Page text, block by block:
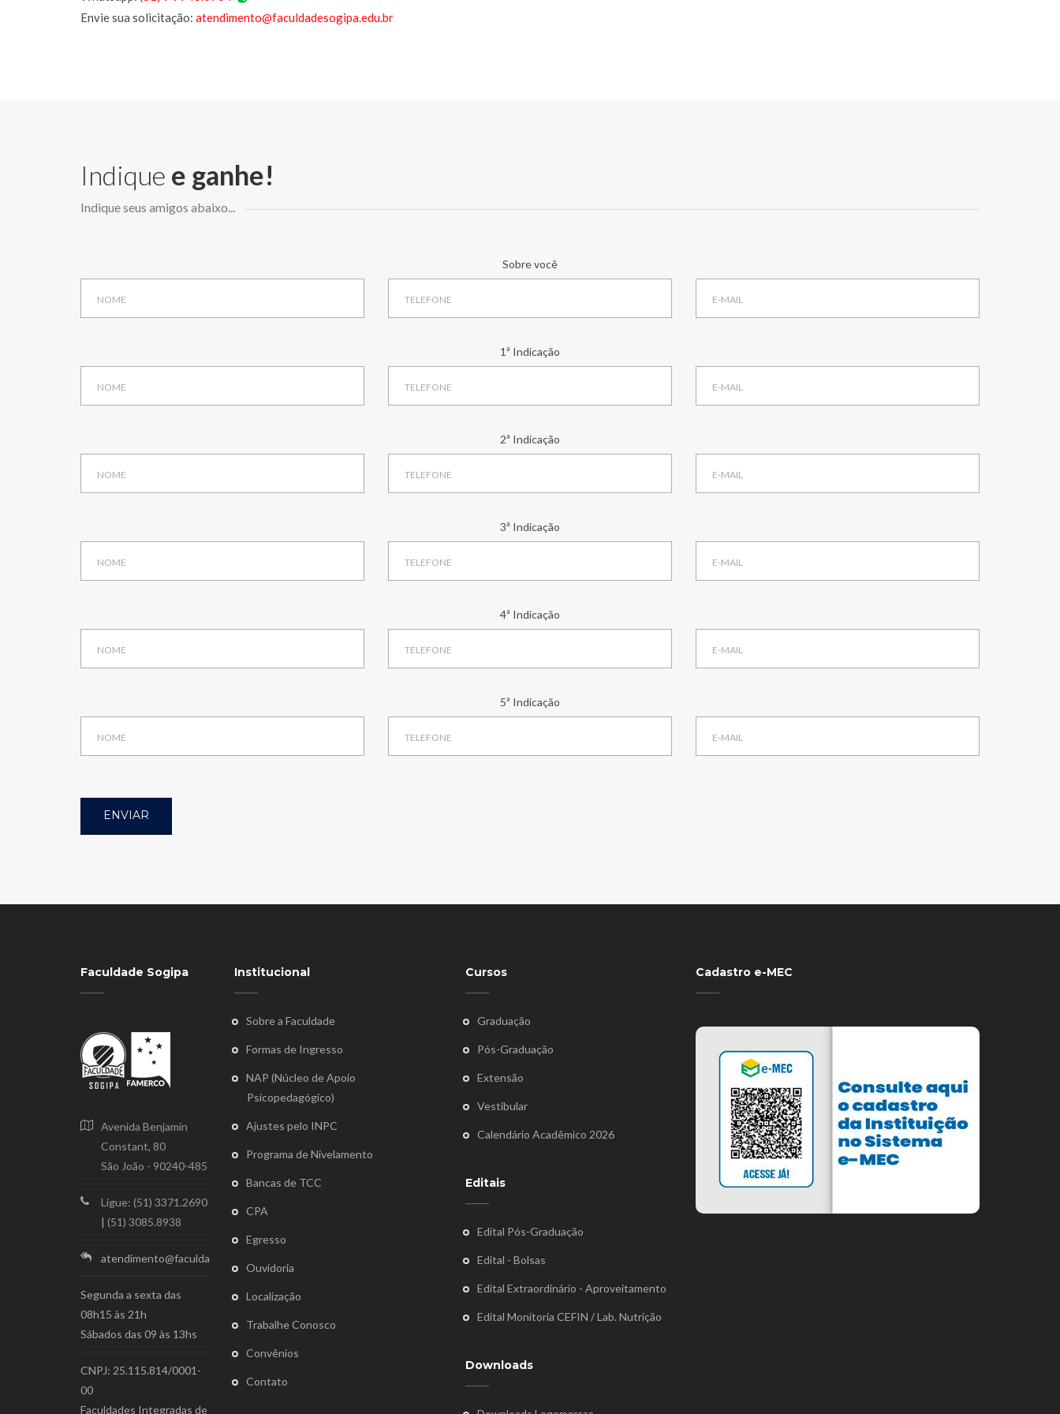
Envie sua solicitação: atendimento@faculdadesogipa.edu.br
Indique e ganhe!
Indique seus amigos abaixo...
Sobre você
1ª Indicação
2ª Indicação
3ª Indicação
4ª Indicação
5ª Indicação
ENVIAR
Faculdade Sogipa
Avenida Benjamin
Constant, 80
São João - 90240-485
Ligue: (51) 3371.2690
| (51) 3085.8938
atendimento@faculdadesogipa.edu.br
Segunda a sexta das
08h15 às 21h
Sábados das 09 às 13hs
CNPJ: 25.115.814/0001-
00
Faculdades Integradas de
Institucional
Sobre a Faculdade
Formas de Ingresso
NAP (Núcleo de Apoio
Psicopedagógico)
Ajustes pelo INPC
Programa de Nivelamento
Bancas de TCC
CPA
Egresso
Ouvidoria
Localização
Trabalhe Conosco
Convênios
Contato
Cursos
Graduação
Pós-Graduação
Extensão
Vestibular
Calendário Acadêmico 2026
Editais
Edital Pós-Graduação
Edital - Bolsas
Edital Extraordinário - Aproveitamento
Edital Monitoria CEFIN / Lab. Nutrição
Downloads
Cadastro e-MEC